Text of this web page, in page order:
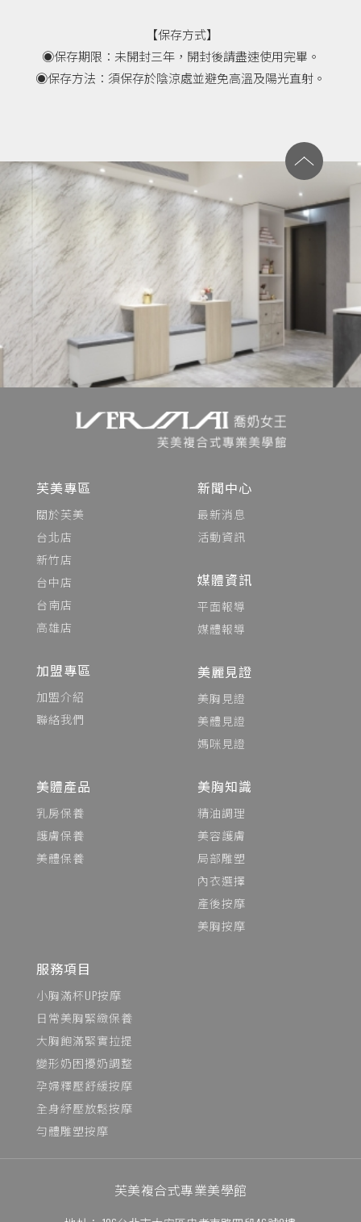
【保存方式】
◉保存期限：未開封三年，開封後請盡速使用完畢。
◉保存方法：須保存於陰涼處並避免高溫及陽光直射。
芙美專區
關於芙美
台北店
新竹店
台中店
台南店
高雄店
加盟專區
加盟介紹
聯絡我們
新聞中心
最新消息
活動資訊
媒體資訊
平面報導
媒體報導
美麗見證
美胸見證
美體見證
媽咪見證
美體產品
乳房保養
護膚保養
美體保養
美胸知識
精油調理
美容護膚
局部雕塑
內衣選擇
產後按摩
美胸按摩
服務項目
小胸滿杯UP按摩
日常美胸緊緻保養
大胸飽滿緊實拉提
變形奶困擾奶調整
孕婦釋壓舒緩按摩
全身紓壓放鬆按摩
勻體雕塑按摩
芙美複合式專業美學館